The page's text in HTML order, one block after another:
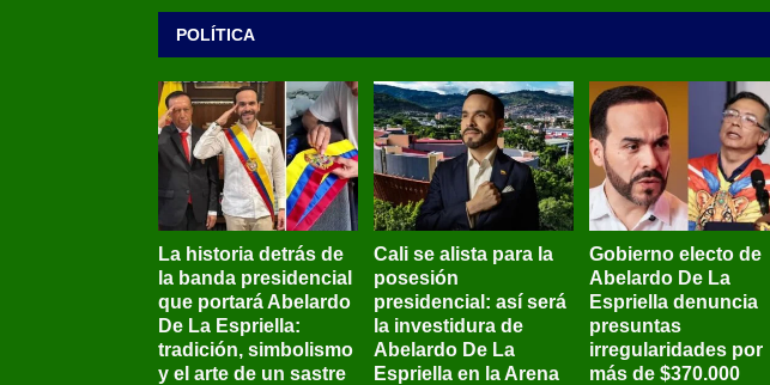
POLÍTICA
La historia detrás de
la banda presidencial
que portará Abelardo
De La Espriella:
tradición, simbolismo
y el arte de un sastre
Cali se alista para la
posesión
presidencial: así será
la investidura de
Abelardo De La
Espriella en la Arena
Gobierno electo de
Abelardo De La
Espriella denuncia
presuntas
irregularidades por
más de $370.000